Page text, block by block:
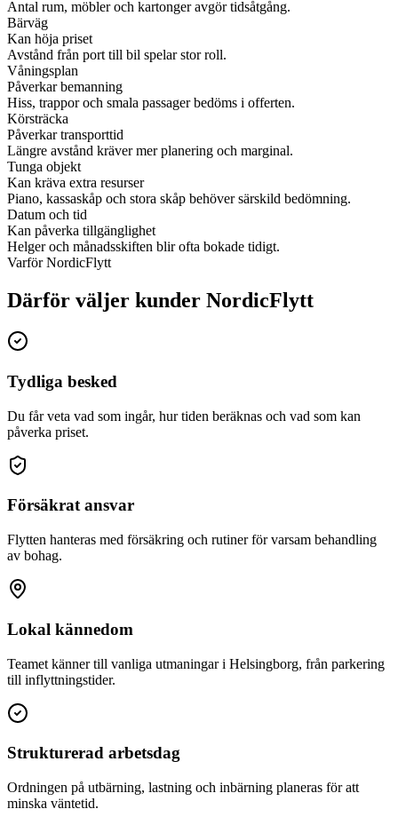
Antal rum, möbler och kartonger avgör tidsåtgång.
Bärväg
Kan höja priset
Avstånd från port till bil spelar stor roll.
Våningsplan
Påverkar bemanning
Hiss, trappor och smala passager bedöms i offerten.
Körsträcka
Påverkar transporttid
Längre avstånd kräver mer planering och marginal.
Tunga objekt
Kan kräva extra resurser
Piano, kassaskåp och stora skåp behöver särskild bedömning.
Datum och tid
Kan påverka tillgänglighet
Helger och månadsskiften blir ofta bokade tidigt.
Varför NordicFlytt
Därför väljer kunder NordicFlytt
Tydliga besked
Du får veta vad som ingår, hur tiden beräknas och vad som kan
påverka priset.
Försäkrat ansvar
Flytten hanteras med försäkring och rutiner för varsam behandling
av bohag.
Lokal kännedom
Teamet känner till vanliga utmaningar i Helsingborg, från parkering
till inflyttningstider.
Strukturerad arbetsdag
Ordningen på utbärning, lastning och inbärning planeras för att
minska väntetid.